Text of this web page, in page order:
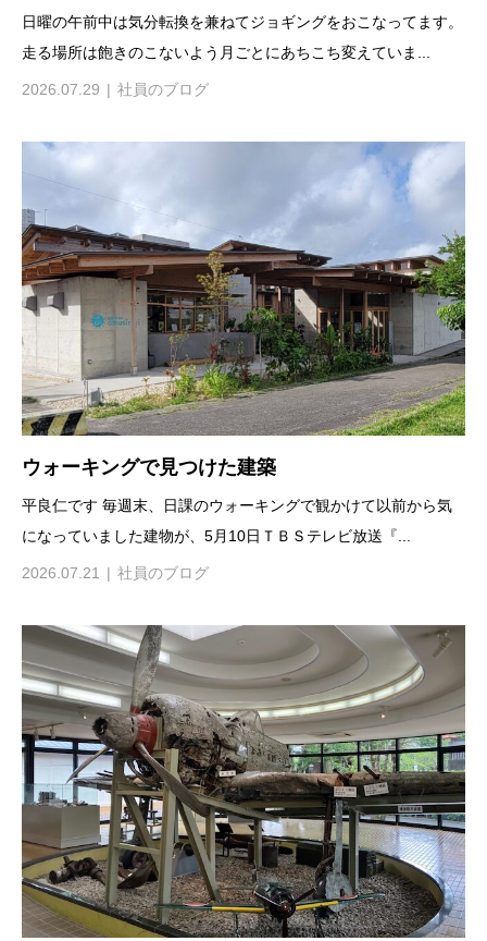
日曜の午前中は気分転換を兼ねてジョギングをおこなってます。
走る場所は飽きのこないよう月ごとにあちこち変えていま...
2026.07.29 社員のブログ
ウォーキングで見つけた建築
平良仁です 毎週末、日課のウォーキングで観かけて以前から気
になっていました建物が、5月10日ＴＢＳテレビ放送『...
2026.07.21 社員のブログ